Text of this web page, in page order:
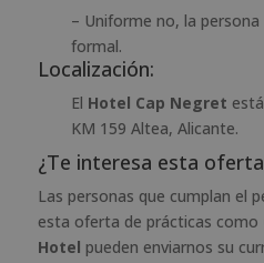
– Uniforme no, la
formal.
Localización:
El Hotel Cap Negret
KM 159 Altea, Alicante.
¿Te interesa esta
Las personas que cumplan el
esta oferta de prácticas como
Hotel pueden enviarnos su